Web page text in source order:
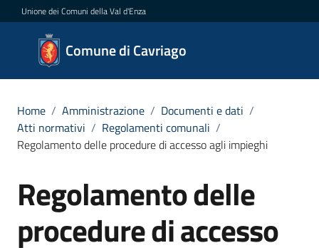
Vai al contenuto
Vai alla navigazione
Vai al footer
Unione dei Comuni della Val d'Enza
Comune di Cavriago
Comune
di
Amministrazione
Novità
Servizi
Home / Amministrazione / Documenti e dati /
Atti normativi / Regolamenti comunali /
Regolamento delle procedure di accesso agli impieghi
Salta al contenuto
Regolamento delle
procedure di accesso